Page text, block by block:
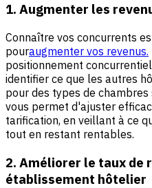
1. Augmenter les
Connaître vos concurrents
pouraugmenter vos revenus.
positionnement
identifier ce que les autres
pour des types de
vous permet d'ajuster
tarification, en veillant à ce
tout en restant rentables.
2. Améliorer le taux de
établissement hôtelier